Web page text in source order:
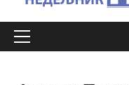
Примарy